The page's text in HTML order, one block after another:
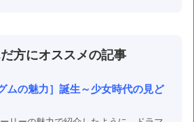
方にオススメの記事
ムの魅力］誕生～少女時代の見ど